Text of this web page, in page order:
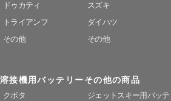
ドゥカティ
トライアンフ
その他
スズキ
ダイハツ
その他
溶接機用バッテリー
クボタ
その他の商品
ジェットスキー用バッテ